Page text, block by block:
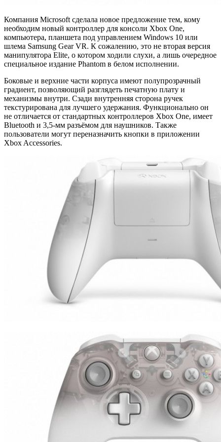
Компания Microsoft сделала новое предложение тем, кому
необходим новый контроллер для консоли Xbox One,
компьютера, планшета под управлением Windows 10 или
шлема Samsung Gear VR. К сожалению, это не вторая версия
манипулятора Elite, о котором ходили слухи, а лишь очередное
специальное издание Phantom в белом исполнении.
Боковые и верхние части корпуса имеют полупрозрачный
градиент, позволяющий разглядеть печатную плату и
механизмы внутри. Сзади внутренняя сторона ручек
текстурирована для лучшего удержания. Функционально он
не отличается от стандартных контроллеров Xbox One, имеет
Bluetooth и 3,5-мм разъёмом для наушников. Также
пользователи могут переназначить кнопки в приложении
Xbox Accessories.